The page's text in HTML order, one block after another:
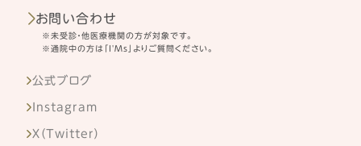
お問い合わせ
※未受診・他医療機関の方が対象です。
※通院中の方は「I'Ms」よりご質問ください。
公式ブログ
Instagram
X（Twitter）